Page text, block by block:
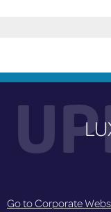
Go to Corporate